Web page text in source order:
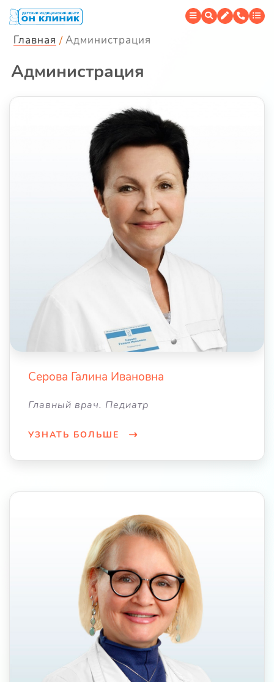
Главная Администрация
Администрация
Серова Галина Ивановна
Главный врач. Педиатр
УЗНАТЬ БОЛЬШЕ